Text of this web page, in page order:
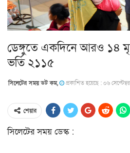
ডেঙ্গুতে একদিনে আরও ১৪
ভর্তি ২১১৫
সিলেটের সময় ডট কম, প্রকাশিত হয়েছে : ০৬
শেয়ার
সিলেটের সময় ডেস্ক :